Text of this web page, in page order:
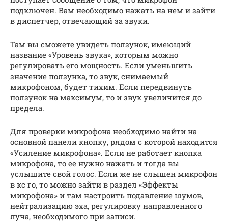
подключен. Вам необходимо нажать на нем и зайти
в диспетчер, отвечающий за звуки.
Там вы сможете увидеть ползунок, имеющий
название «Уровень звука», которым можно
регулировать его мощность. Если уменьшить
значение ползунка, то звук, снимаемый
микрофоном, будет тихим. Если передвинуть
ползунок на максимум, то и звук увеличится до
предела.
Для проверки микрофона необходимо найти на
основной панели кнопку, рядом с которой находится
«Усиление микрофона». Если не работает кнопка
микрофона, то ее нужно нажать и тогда вы
услышите свой голос. Если же не слышен микрофон
в кс го, то можно зайти в раздел «Эффекты
микрофона» и там настроить подавление шумов,
нейтрализацию эха, регулировку направленного
луча, необходимого при записи.